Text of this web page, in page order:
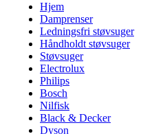
Hjem
Damprenser
Ledningsfri støvsuger
Håndholdt støvsuger
Støvsuger
Electrolux
Philips
Bosch
Nilfisk
Black & Decker
Dyson